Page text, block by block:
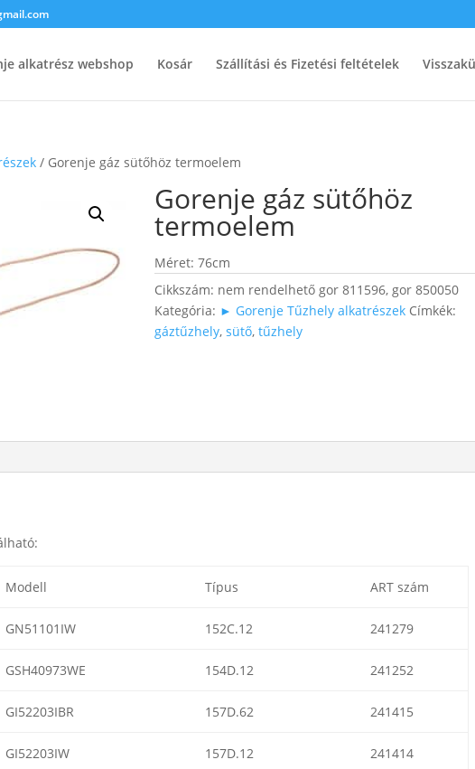
alkatrész webshop Kosár Szállítási és Fizetési feltételek
/ Gorenje gáz sütőhöz termoelem
Gorenje gáz sütőhöz
termoelem
Méret: 76cm
Cikkszám: nem rendelhető gor 811596, gor 850050
Kategória: ► Gorenje Tűzhely alkatrészek Címkék:
gáztűzhely,sütő,tűzhely
Modell Típus ART szám
GN51101IW 152C.12 241279
GSH40973WE 154D.12 241252
GI52203IBR 157D.62 241415
GI52203IW 157D.12 241414